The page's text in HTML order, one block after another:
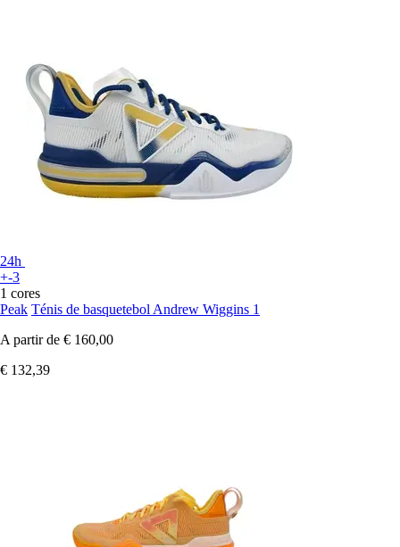
24h
+-3
1 cores
Peak Ténis de basquetebol Andrew Wiggins 1
A partir de € 160,00
€ 132,39